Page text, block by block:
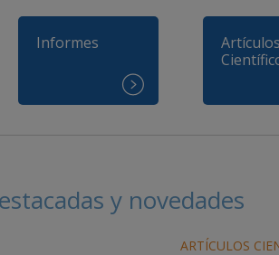
Informes
Artículos
y novedades
ARTÍCULOS